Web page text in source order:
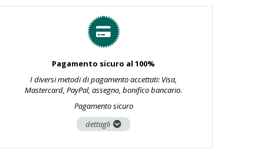
Pagamento sicuro al 100%
I diversi metodi di pagamento accettati: Visa,
Mastercard, PayPal, assegno, bonifico bancario.
Pagamento sicuro
dettagli